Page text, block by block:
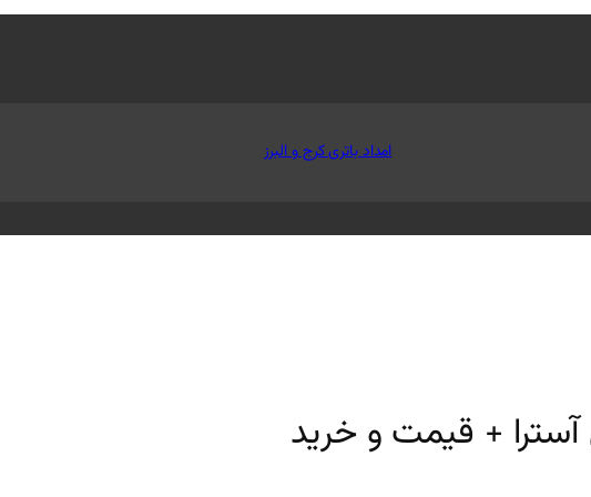
امداد باتری کرج و البرز
+ قیمت و خرید